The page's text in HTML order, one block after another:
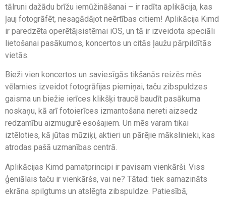
tālruni dažādu brīžu iemūžināšanai – ir radīta aplikācija, kas
ļauj fotogrāfēt, nesagādājot neērtības citiem! Aplikācija Kimd
ir paredzēta operētājsistēmai iOS, un tā ir izveidota speciāli
lietošanai pasākumos, koncertos un citās ļaužu pārpildītās
vietās.
Bieži vien koncertos un saviesīgās tikšanās reizēs mēs
vēlamies izveidot fotogrāfijas piemiņai, taču zibspuldzes
gaisma un biežie ierīces klikšķi traucē baudīt pasākuma
noskaņu, kā arī fotoierīces izmantošana nereti aizsedz
redzamību aizmugurē esošajiem. Un mēs varam tikai
iztēloties, kā jūtas mūziķi, aktieri un pārējie mākslinieki, kas
atrodas pašā uzmanības centrā.
Aplikācijas Kimd pamatprincipi ir pavisam vienkārši. Viss
ģeniālais taču ir vienkāršs, vai ne? Tātad: tiek samazināts
ekrāna spilgtums un atslēgta zibspuldze. Patiesībā,